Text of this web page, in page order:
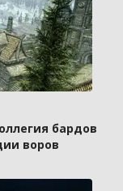
бардов
воров